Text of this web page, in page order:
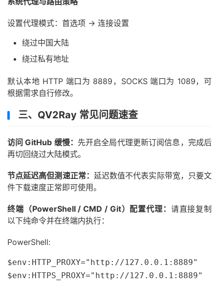
设置代理模式：首选项 → 连接设置
绕过中国大陆
绕过私有地址
默认本地 HTTP 端口为 8889，SOCKS 端口为 1089，可
根据需求自行修改。
三、QV2Ray 常见问题速查
访问 GitHub 缓慢： 先开启全局代理更新订阅信息，完成后
再切回绕过大陆模式。
节点延迟高但测速正常： 延迟数值不代表实际带宽，只要文
件下载速度正常即可使用。
终端（PowerShell / CMD / Git）配置代理： 请直接复制
以下纯命令并在终端内执行：
PowerShell:
$env:HTTP_PROXY="http://127.0.0.1:8889"